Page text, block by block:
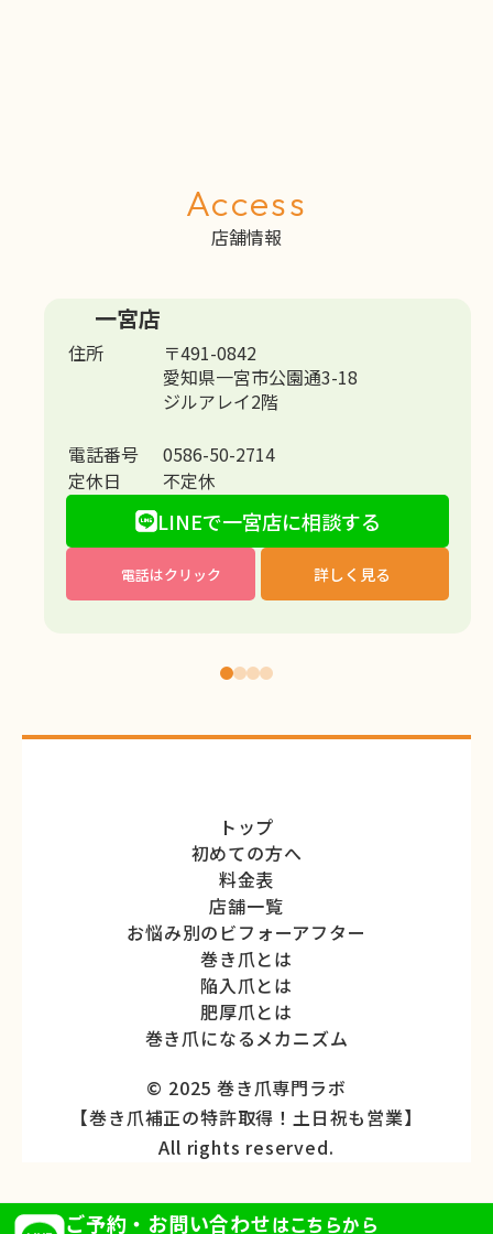
ご予約・お問い合わせはこちらから
Access
店舗情報
一宮店
住所
〒491-0842
愛知県一宮市公園通3-18
ジルアレイ2階
電話番号
0586-50-2714
定休日
不定休
LINEで一宮店に相談する
電話はクリック 詳しく見る
トップ
初めての方へ
料金表
店舗一覧
お悩み別のビフォーアフター
巻き爪とは
陥入爪とは
肥厚爪とは
巻き爪になるメカニズム
© 2025 巻き爪専門ラボ
【巻き爪補正の特許取得！土日祝も営業】
All rights reserved.